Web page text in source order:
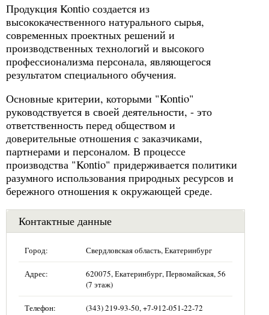
Продукция Kontio создается из
высококачественного натурального сырья,
современных проектных решений и
производственных технологий и высокого
профессионализма персонала, являющегося
результатом специального обучения.
Основные критерии, которыми "Kontio"
руководствуется в своей деятельности, - это
ответственность перед обществом и
доверительные отношения с заказчиками,
партнерами и персоналом. В процессе
производства "Kontio" придерживается политики
разумного использования природных ресурсов и
бережного отношения к окружающей среде.
Контактные данные
Город: Свердловская область, Екатеринбург
Адрес:
620075, Екатеринбург, Первомайская, 56
(7 этаж)
Телефон: (343) 219-93-50, +7-912-051-22-72